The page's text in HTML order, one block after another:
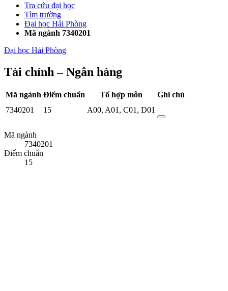
Tra cứu đại học
Tìm trường
Đại học Hải Phòng
Mã ngành 7340201
Đại học Hải Phòng
Tài chính – Ngân hàng
Mã ngành Điểm chuẩn Tổ hợp môn
Ghi chú
7340201
15 A00, A01, C01, D01
Mã ngành
7340201
Điểm chuẩn
15